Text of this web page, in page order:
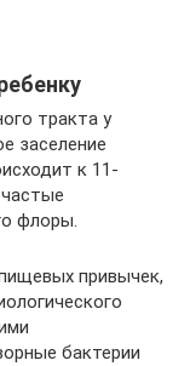
тракта у
заселение
к 11-
флоры.
привычек,
бактерии